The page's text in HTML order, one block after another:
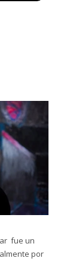
fue un
por